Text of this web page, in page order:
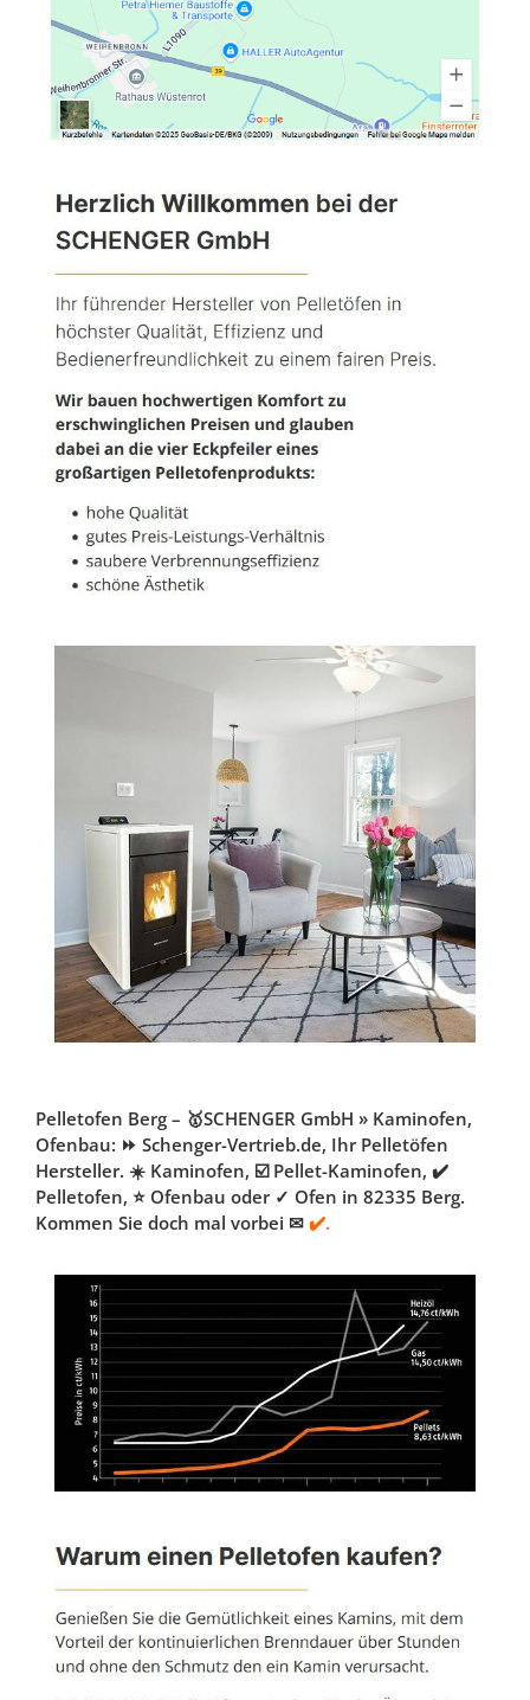
Pelletofen Berg – 🥇SCHENGER GmbH » Kaminofen,
Ofenbau: ⏩ Schenger-Vertrieb.de, Ihr Pelletöfen
Hersteller. ☀️ Kaminofen, ☑️ Pellet-Kaminofen, ✔️
Pelletofen, ⭐ Ofenbau oder ✓ Ofen in 82335 Berg.
Kommen Sie doch mal vorbei ✉ ✔️.